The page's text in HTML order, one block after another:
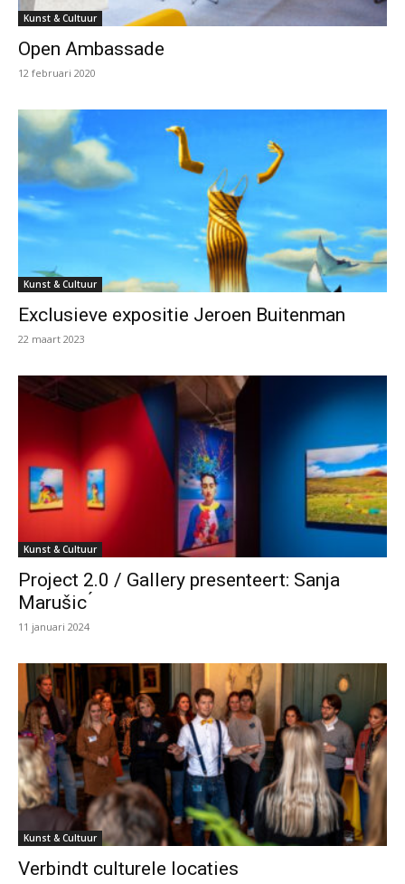
Kunst & Cultuur
Open Ambassade
12 februari 2020
Kunst & Cultuur
Exclusieve expositie Jeroen Buitenman
22 maart 2023
Kunst & Cultuur
Project 2.0 / Gallery presenteert: Sanja
Marušic ́
11 januari 2024
Kunst & Cultuur
Verbindt culturele locaties